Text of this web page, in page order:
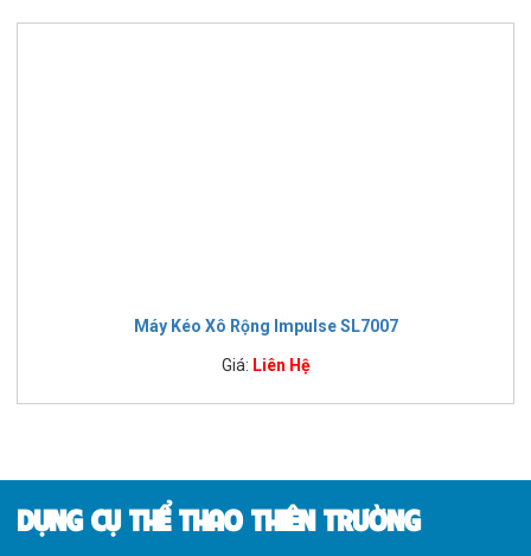
Máy Kéo Xô Rộng Impulse SL7007
Giá: Liên Hệ
DỤNG CỤ THỂ THAO THIÊN TRƯỜNG